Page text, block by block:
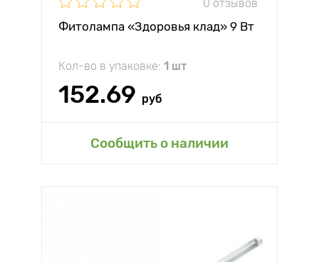
0 отзывов
Фитолампа «Здоровья клад» 9 Вт
Кол-во в упаковке: 1 шт
152.69 руб
Сообщить о наличии